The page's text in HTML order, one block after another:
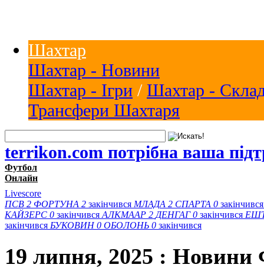
Шахтар
Шахтар - Новини
Шахтар - Ігри / Шахтар -
Трансфери Шахтаря
terrikon.com потрібна ваша
Футбол
Онлайн
Livescore
ПСВ 2 ФОРТУНА 2 закінчився МЛАДА 2 СПАРТА 0
КАЙЗЕРС 0 закінчився АЛКМААР 2 ДЕНГАГ 0 закінчився
закінчився БУКОВИН 0 ОБОЛОНЬ 0 закінчився
19 липня, 2025 : Новини